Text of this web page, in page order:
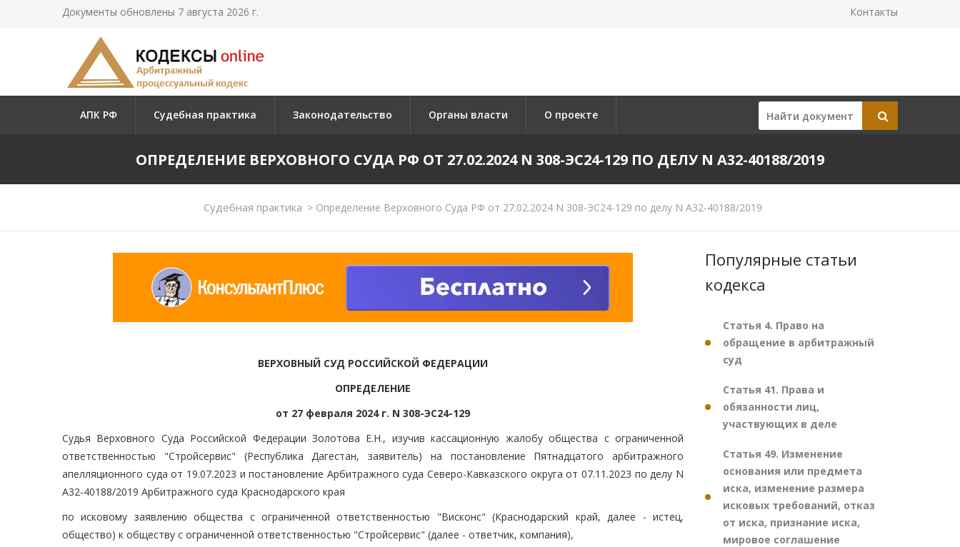
Документы обновлены 7 августа 2026 г. Контакты
АПК РФ Судебная практика Законодательство Органы власти О проекте
ОПРЕДЕЛЕНИЕ ВЕРХОВНОГО СУДА РФ ОТ 27.02.2024 N 308-ЭС24-129 ПО ДЕЛУ N А32-40188/2019
Судебная практика >Определение Верховного Суда РФ от 27.02.2024 N 308-ЭС24-129 по делу N А32-40188/2019
ВЕРХОВНЫЙ СУД РОССИЙСКОЙ ФЕДЕРАЦИИ
ОПРЕДЕЛЕНИЕ
от 27 февраля 2024 г. N 308-ЭС24-129
Судья Верховного Суда Российской Федерации Золотова Е.Н., изучив кассационную жалобу общества с ограниченной
ответственностью "Стройсервис" (Республика Дагестан, заявитель) на постановление Пятнадцатого арбитражного
апелляционного суда от 19.07.2023 и постановление Арбитражного суда Северо-Кавказского округа от 07.11.2023 по делу N
А32-40188/2019 Арбитражного суда Краснодарского края
по исковому заявлению общества с ограниченной ответственностью "Висконс" (Краснодарский край, далее - истец,
общество) к обществу с ограниченной ответственностью "Стройсервис" (далее - ответчик, компания),
Популярные статьи
кодекса
Статья 4. Право на
обращение в арбитражный
суд
Статья 41. Права и
обязанности лиц,
участвующих в деле
Статья 49. Изменение
основания или предмета
иска, изменение размера
исковых требований, отказ
от иска, признание иска,
мировое соглашение